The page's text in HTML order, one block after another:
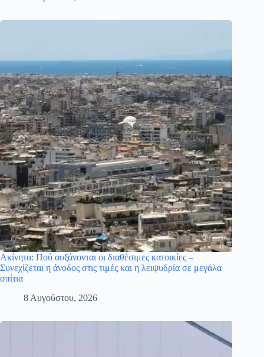
Ακίνητα: Πού αυξάνονται οι διαθέσιμες κατοικίες –
Συνεχίζεται η άνοδος στις τιμές και η λειψυδρία σε μεγάλα
σπίτια
8 Αυγούστου, 2026